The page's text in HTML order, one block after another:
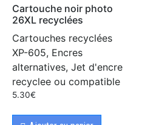
Cartouche noir photo
26XL recyclées
Cartouches recyclées
XP-605, Encres
alternatives, Jet d'encre
recyclee ou compatible
5.30€